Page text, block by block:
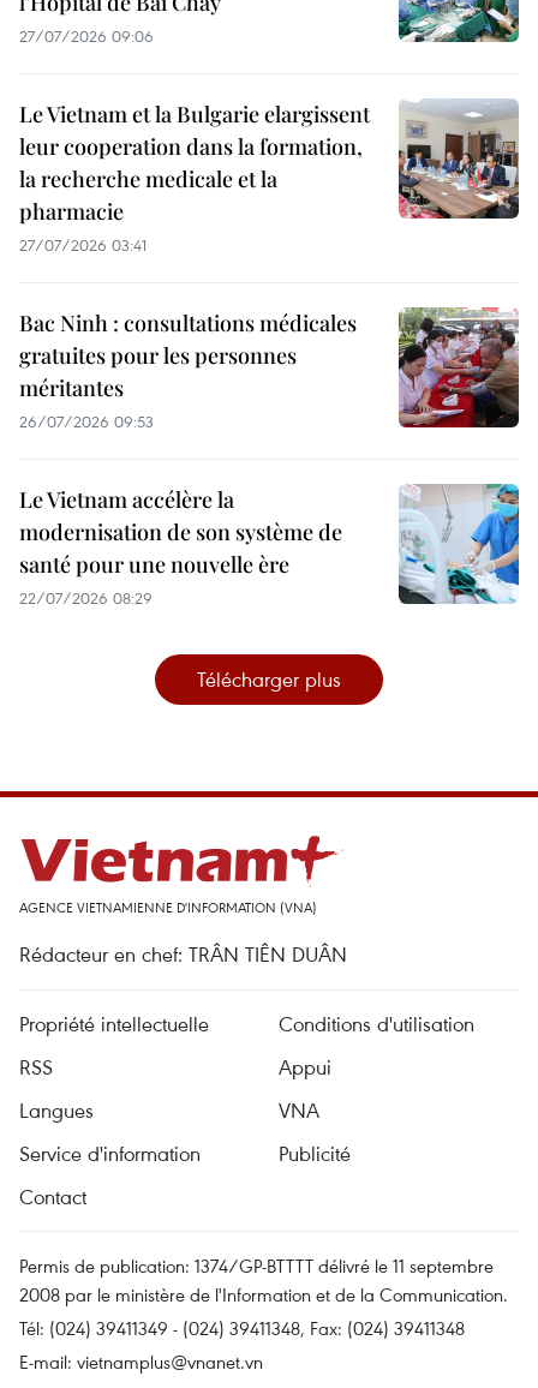
27/07/2026 09:06
Le Vietnam et la Bulgarie elargissent
leur cooperation dans la formation,
la recherche medicale et la
pharmacie
27/07/2026 03:41
Bac Ninh : consultations médicales
gratuites pour les personnes
méritantes
26/07/2026 09:53
Le Vietnam accélère la
modernisation de son système de
santé pour une nouvelle ère
22/07/2026 08:29
Télécharger plus
AGENCE VIETNAMIENNE D'INFORMATION (VNA)
Rédacteur en chef: TRÂN TIÊN DUÂN
Propriété intellectuelle
Conditions d'utilisation
RSS
Appui
Langues
VNA
Service d'information
Publicité
Contact
Permis de publication: 1374/GP-BTTTT délivré le 11 septembre
2008 par le ministère de l'Information et de la Communication.
Tél: (024) 39411349 - (024) 39411348, Fax: (024) 39411348
E-mail: vietnamplus@vnanet.vn